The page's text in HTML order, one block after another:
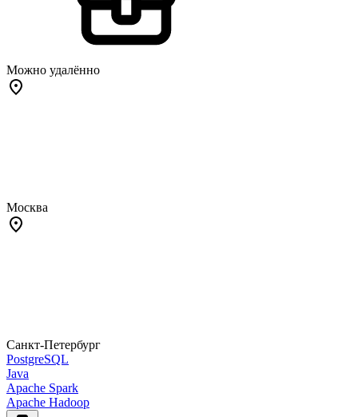
Можно удалённо
Москва
Санкт-Петербург
PostgreSQL
Java
Apache Spark
Apache Hadoop